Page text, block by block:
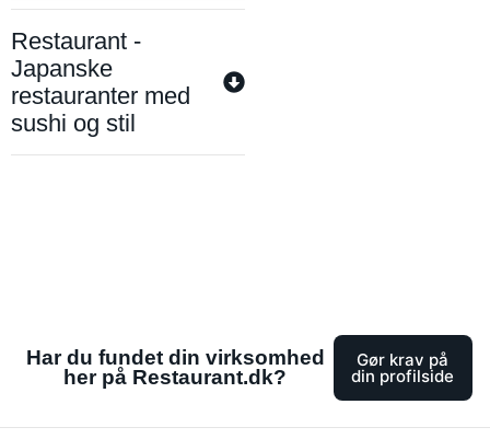
Restaurant -
Japanske
restauranter med
sushi og stil
Har du fundet din virksomhed
her på Restaurant.dk?
Gør krav på
din profilside